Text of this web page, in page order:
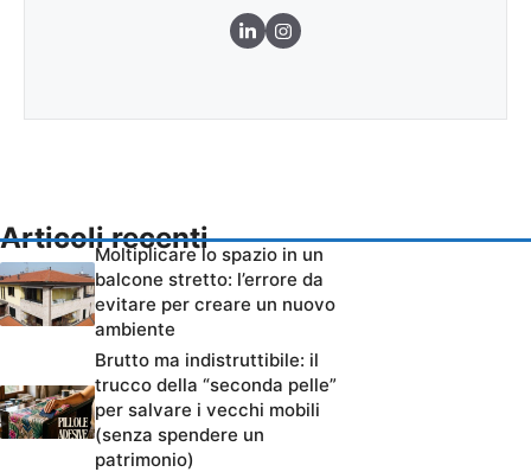
Articoli recenti
Moltiplicare lo spazio in un
balcone stretto: l’errore da
evitare per creare un nuovo
ambiente
Brutto ma indistruttibile: il
trucco della “seconda pelle”
per salvare i vecchi mobili
(senza spendere un
patrimonio)